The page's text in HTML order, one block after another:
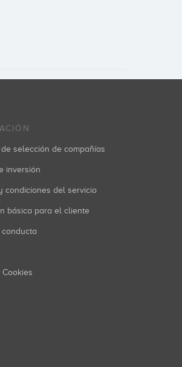
de selección de compañías
inversión
condiciones del servicio
básica para el cliente
Cookies